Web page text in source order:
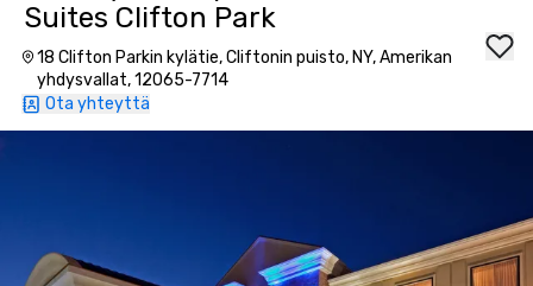
Suites Clifton Park
18 Clifton Parkin kylätie, Cliftonin puisto, NY, Amerikan
yhdysvallat, 12065-7714
Ota yhteyttä